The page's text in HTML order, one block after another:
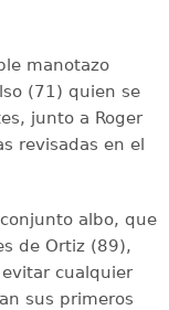
manotazo
(71) quien se
junto a Roger
revisadas en el
albo, que
de Ortiz (89),
cualquier
sus primeros